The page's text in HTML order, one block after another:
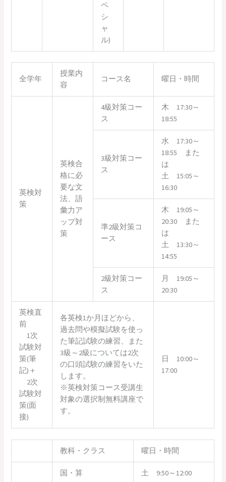
ペ
シ
ャ
ル)
全学年
授業内
容
コース名 曜日・時間
英検対
策
英検合
格に必
要な文
法、語
彙力ア
ップ対
策
4級対策コー
ス
木 17:30～
18:55
3級対策コー
ス
水 17:30～
18:55 また
は
土 15:05～
16:30
準2級対策コ
ース
木 19:05～
20:30 また
は
土 13:30～
14:55
2級対策コー
ス
月 19:05～
20:30
英検直
前
1次
試験対
策(筆
記)＋
2次
試験対
策(面
接)
各英検1か月ほどから、
過去問や模擬試験を使っ
た筆記試験の練習、また
3級～2級については2次
の口頭試験の練習をいた
します。
※英検対策コース受講生
対象の選択制無料講座で
す。
日 10:00～
17:00
教科・クラス 曜日・時間
国・算 土 9:50～12:00